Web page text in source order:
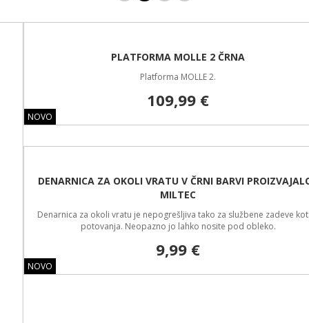
NOVO
PLATFORMA MOLLE 2 ČRNA
Platforma MOLLE 2.
109,99 €
NOVO
DENARNICA ZA OKOLI VRATU V ČRNI BARVI PROIZVAJALCA
MILTEC
Denarnica za okoli vratu je nepogrešljiva tako za službene zadeve kot za
potovanja. Neopazno jo lahko nosite pod obleko.
9,99 €